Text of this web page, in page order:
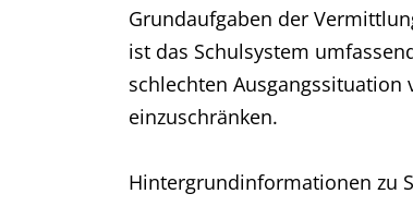
Grundaufgaben der
ist das Schulsystem
schlechten
einzuschränken.
Hintergrundinformationen zu